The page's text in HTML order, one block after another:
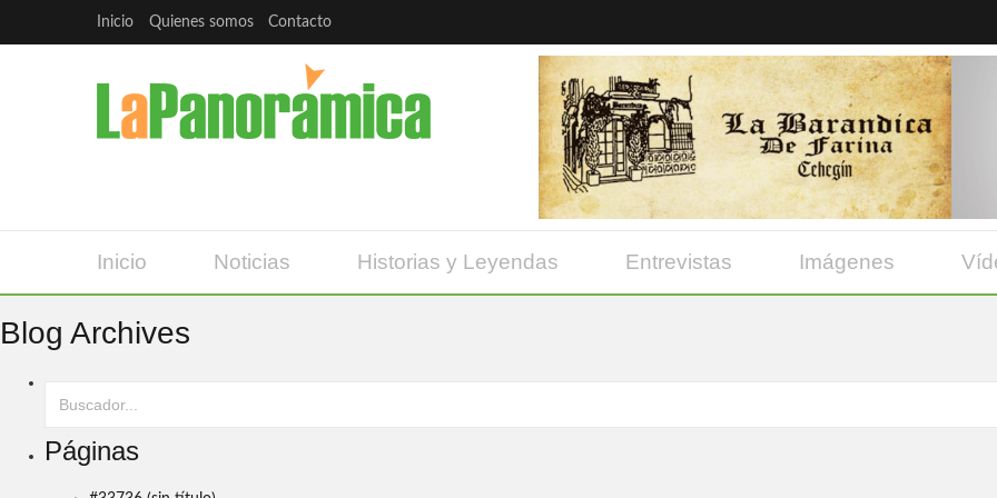
Inicio Quienes somos Contacto
Inicio Noticias Historias y Leyendas Entrevistas Imágenes
Blog Archives
Páginas